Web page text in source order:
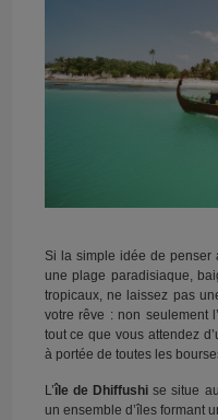
Si la simple idée de penser
une plage paradisiaque,
tropicaux, ne laissez pas
votre rêve : non seulement l’
tout ce que vous attendez
à portée de toutes les
L’île de Dhiffushise situe
un ensemble d’îles formant